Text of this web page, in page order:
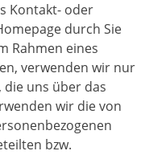
Kontakt- oder
durch Sie
Rahmen eines
verwenden wir nur
uns über das
wir die von
bzw.